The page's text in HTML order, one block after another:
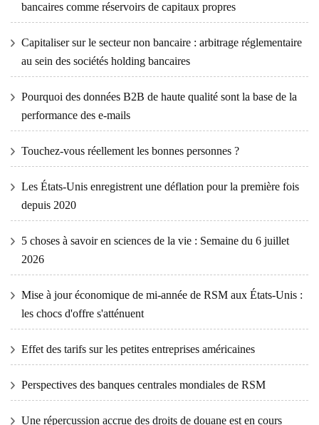
bancaires comme réservoirs de capitaux propres
Capitaliser sur le secteur non bancaire : arbitrage réglementaire
au sein des sociétés holding bancaires
Pourquoi des données B2B de haute qualité sont la base de la
performance des e-mails
Touchez-vous réellement les bonnes personnes ?
Les États-Unis enregistrent une déflation pour la première fois
depuis 2020
5 choses à savoir en sciences de la vie : Semaine du 6 juillet
2026
Mise à jour économique de mi-année de RSM aux États-Unis :
les chocs d'offre s'atténuent
Effet des tarifs sur les petites entreprises américaines
Perspectives des banques centrales mondiales de RSM
Une répercussion accrue des droits de douane est en cours